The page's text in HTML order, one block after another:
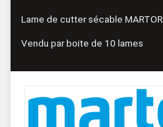
Lame de cutter sécable MARTOR.
Vendu par boite de 10 lames